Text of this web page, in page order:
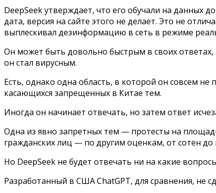
DeepSeek утверждает, что его обучали на данных
дата, версия на сайте этого не делает. Это не
выплескивал дезинформацию в сеть в режиме
Он может быть довольно быстрым в своих
он стал вирусным.
Есть, однако одна область, в которой он совсем
касающихся запрещенных в Китае тем.
Иногда он начинает отвечать, но затем ответ
Одна из явно запретных тем — протесты на
гражданских лиц — по другим оценкам, от сотен до
Но DeepSeek не будет отвечать ни на какие
Разработанный в США ChatGPT, для сравнения, не